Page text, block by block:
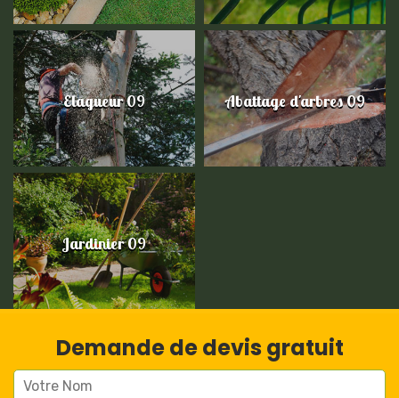
Elagueur 09 Abattage d'arbres 09
Jardinier 09
Demande de devis gratuit